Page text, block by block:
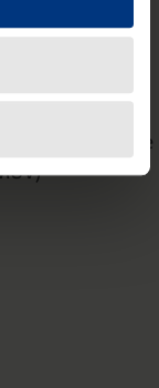
nukleare